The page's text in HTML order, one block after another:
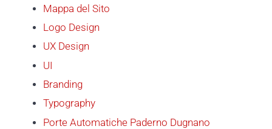
Mappa del Sito
Logo Design
UX Design
UI
Branding
Typography
Porte Automatiche Paderno Dugnano